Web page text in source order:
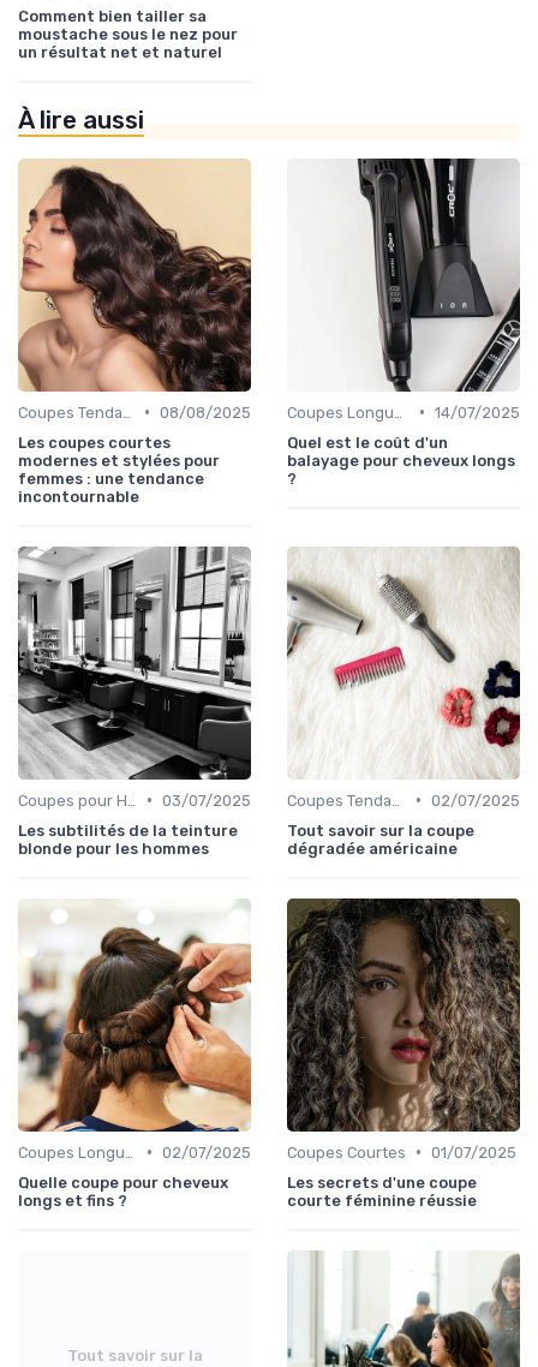
Comment bien tailler sa
moustache sous le nez pour
un résultat net et naturel
À lire aussi
• 08/08/2025
Les coupes courtes
modernes et stylées pour
femmes : une tendance
incontournable
• 14/07/2025
Quel est le coût d'un
balayage pour cheveux longs
?
• 03/07/2025
Les subtilités de la teinture
blonde pour les hommes
• 02/07/2025
Tout savoir sur la coupe
dégradée américaine
• 02/07/2025
Quelle coupe pour cheveux
longs et fins ?
Coupes Courtes • 01/07/2025
Les secrets d'une coupe
courte féminine réussie
Tout savoir sur la